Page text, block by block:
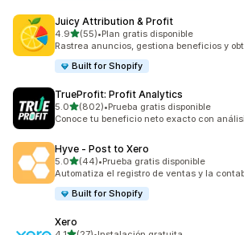
Juicy Attribution & Profit
4.9de 5 estrellas
(55)
55 reseñas en total
•Plan gratis disponible
Rastrea anuncios, gestiona beneficios y
Built for Shopify
TrueProfit: Profit Analytics
5.0de 5 estrellas
(802)
802 reseñas en total
•Prueba gratis disponible
Conoce tu beneficio neto exacto con
Hyve ‑ Post to Xero
5.0de 5 estrellas
(44)
44 reseñas en total
•Prueba gratis disponible
Automatiza el registro de ventas y la
Built for Shopify
Xero